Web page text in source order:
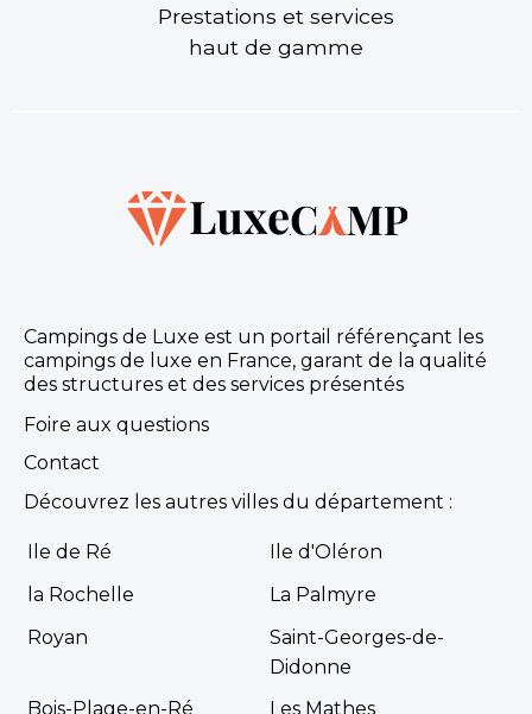
Prestations et services
haut de gamme
Campings de Luxe est un portail référençant les
campings de luxe en France, garant de la qualité
des structures et des services présentés
Foire aux questions
Contact
Découvrez les autres villes du département :
Ile de Ré
Ile d'Oléron
la Rochelle
La Palmyre
Royan
Saint-Georges-de-
Didonne
Bois-Plage-en-Ré
Les Mathes